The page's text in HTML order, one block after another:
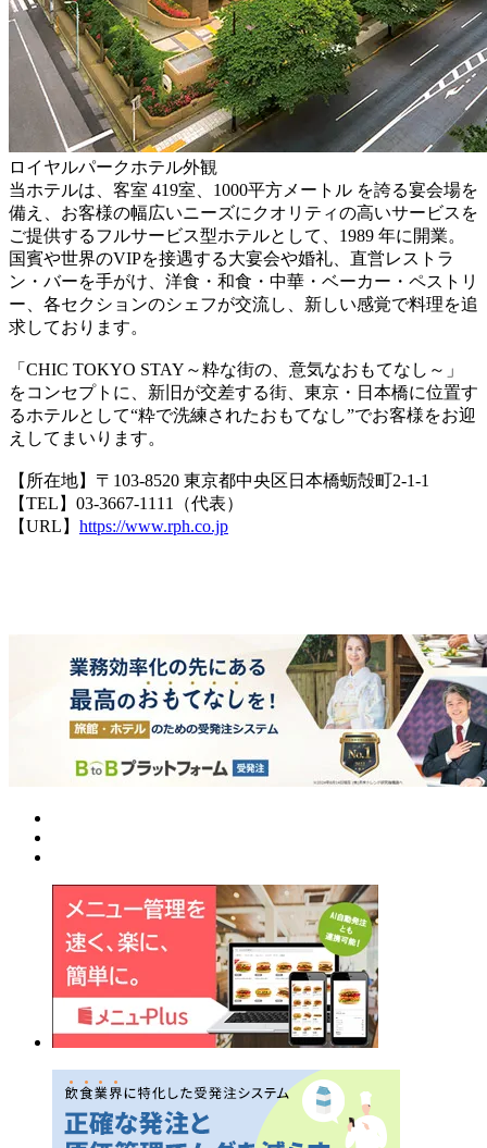
ロイヤルパークホテル外観
当ホテルは、客室 419室、1000平方メートル を誇る宴会場を
備え、お客様の幅広いニーズにクオリティの高いサービスを
ご提供するフルサービス型ホテルとして、1989 年に開業。
国賓や世界のVIPを接遇する大宴会や婚礼、直営レストラ
ン・バーを手がけ、洋食・和食・中華・ベーカー・ペストリ
ー、各セクションのシェフが交流し、新しい感覚で料理を追
求しております。
「CHIC TOKYO STAY～粋な街の、意気なおもてなし～」
をコンセプトに、新旧が交差する街、東京・日本橋に位置す
るホテルとして“粋で洗練されたおもてなし”でお客様をお迎
えしてまいります。
【所在地】〒103-8520 東京都中央区日本橋蛎殻町2-1-1
【TEL】03-3667-1111（代表）
【URL】 https://www.rph.co.jp